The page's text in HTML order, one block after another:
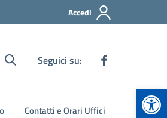
Accedi
Seguici su:
Contatti e Orari Uffici